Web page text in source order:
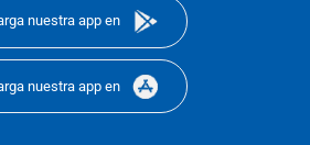
nuestra app en
nuestra app en